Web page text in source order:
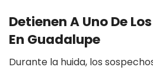
Detienen A Uno De
En Guadalupe
Durante la huida, los